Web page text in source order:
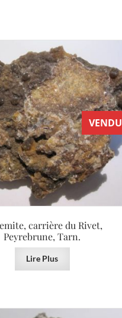
VENDU
carrière du Rivet,
Peyrebrune, Tarn.
Lire Plus